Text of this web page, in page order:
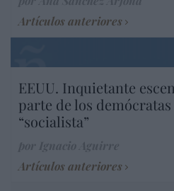
Artículos anteriores
EEUU. Inquietante
parte de los
“socialista”
Artículos anteriores